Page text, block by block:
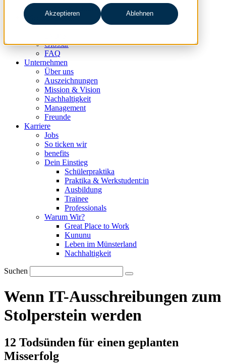
Akzeptieren Ablehnen
people & culture
Wissen & Events
nc360° Magazin
Glossar
FAQ
Unternehmen
Über uns
Auszeichnungen
Mission & Vision
Nachhaltigkeit
Management
Freunde
Karriere
Jobs
So ticken wir
benefits
Dein Einstieg
Schülerpraktika
Praktika & Werkstudent:in
Ausbildung
Trainee
Professionals
Warum Wir?
Great Place to Work
Kununu
Leben im Münsterland
Nachhaltigkeit
Suchen
Wenn IT-Ausschreibungen zum
Stolperstein werden
12 Todsünden für einen geplanten
Misserfolg